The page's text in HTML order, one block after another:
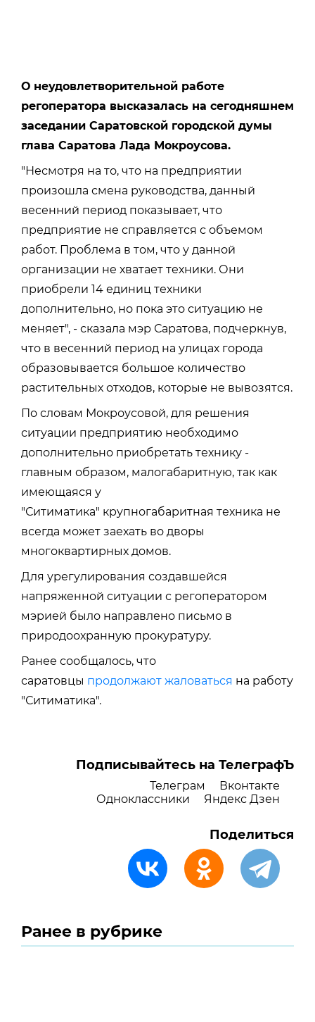
О неудовлетворительной работе
регоператора высказалась на сегодняшнем
заседании Саратовской городской думы
глава Саратова Лада Мокроусова.
"Несмотря на то, что на предприятии
произошла смена руководства, данный
весенний период показывает, что
предприятие не справляется с объемом
работ. Проблема в том, что у данной
организации не хватает техники. Они
приобрели 14 единиц техники
дополнительно, но пока это ситуацию не
меняет", - сказала мэр Саратова, подчеркнув,
что в весенний период на улицах города
образовывается большое количество
растительных отходов, которые не вывозятся.
По словам Мокроусовой, для решения
ситуации предприятию необходимо
дополнительно приобретать технику -
главным образом, малогабаритную, так как
имеющаяся у
"Ситиматика" крупногабаритная техника не
всегда может заехать во дворы
многоквартирных домов.
Для урегулирования создавшейся
напряженной ситуации с регоператором
мэрией было направлено письмо в
природоохранную прокуратуру.
Ранее сообщалось, что
саратовцы продолжают жаловаться на работу
"Ситиматика".
Подписывайтесь на ТелеграфЪ
Телеграм
Вконтакте
Одноклассники
Яндекс Дзен
Поделиться
Ранее в рубрике